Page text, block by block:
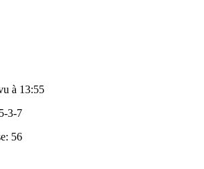
à 13:55
3-7
56